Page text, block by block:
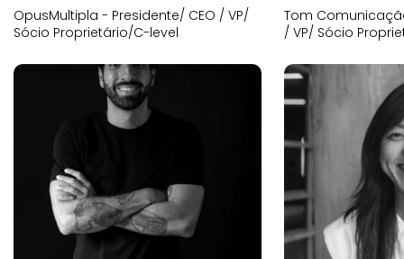
OpusMultipla - Presidente/ CEO / VP/
Sócio Proprietário/C-level
Tom
/ VP/ Sócio